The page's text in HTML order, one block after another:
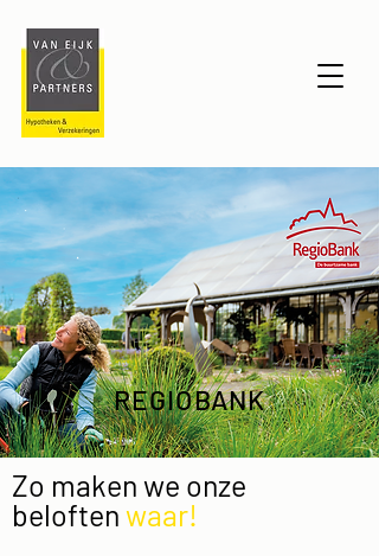
Zo maken we onze
beloften waar!
REGIOBANK